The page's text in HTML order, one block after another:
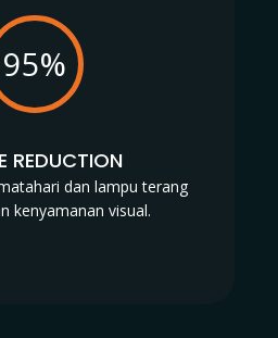
95%
REDUCTION
dan lampu terang
kenyamanan visual.